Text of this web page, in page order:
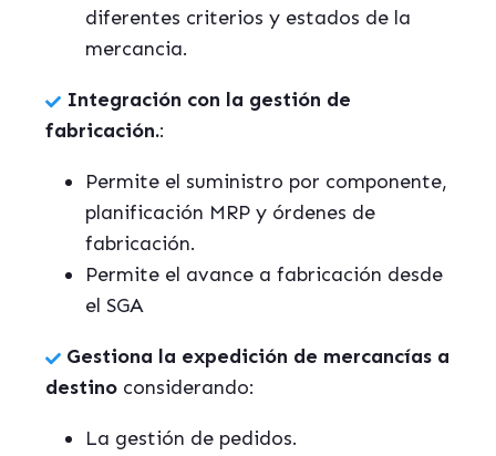
diferentes criterios y estados de la
mercancia.
Integración con la gestión de
fabricación.:
Permite el suministro por componente,
planificación MRP y órdenes de
fabricación.
Permite el avance a fabricación desde
el SGA
Gestiona la expedición de mercancías a
destino considerando:
La gestión de pedidos.